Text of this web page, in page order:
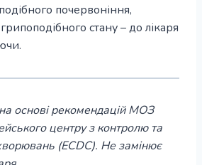
почервоніння,
стану – до лікаря
основі рекомендацій МОЗ
центру з контролю та
(ECDC). Не замінює